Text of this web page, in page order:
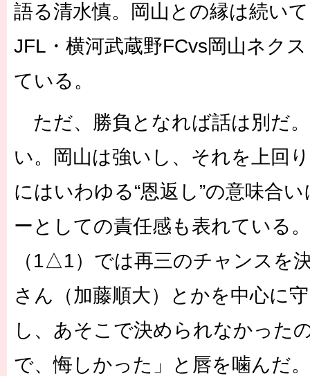
語る清水慎。岡山との縁は続い
JFL・横河武蔵野FCvs岡山ネク
ている。
ただ、勝負となれば話は別だ
い。岡山は強いし、それを上回
にはいわゆる“恩返し”の意味合
ーとしての責任感も表れている
（1△1）では再三のチャンスを
さん（加藤順大）とかを中心に
し、あそこで決められなかった
で、悔しかった」と唇を噛んだ。